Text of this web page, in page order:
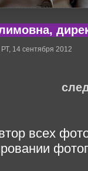
14 сентября 2012
всех